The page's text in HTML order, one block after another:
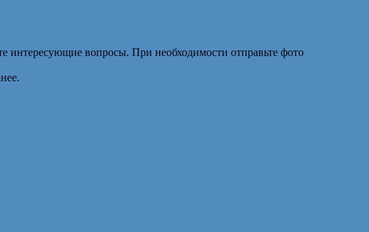
интересующие вопросы. При необходимости отправьте фото